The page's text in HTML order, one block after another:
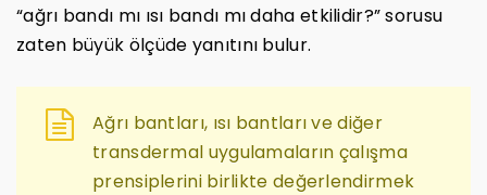
“ağrı bandı mı ısı bandı mı daha etkilidir?” sorusu
zaten büyük ölçüde yanıtını bulur.
Ağrı bantları, ısı bantları ve diğer
transdermal uygulamaların çalışma
prensiplerini birlikte değerlendirmek